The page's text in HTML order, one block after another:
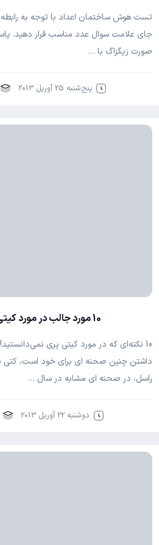
تست هوش ساختمان اعداد با توجه به
جای علامت سوال عدد مناسب قرار دهید.
صورت زیگزاگ با …
پنج‌شنبه 25 آوریل 2013
10 مورد جالب در مورد کیتی پری ! +عکس
10 نکته‌ای که در مورد کیتی پری
داشتن چنین صحنه ای برای خود است، کتی
راسل، در صحنه ای مشابه در سال …
دوشنبه 22 آوریل 2013